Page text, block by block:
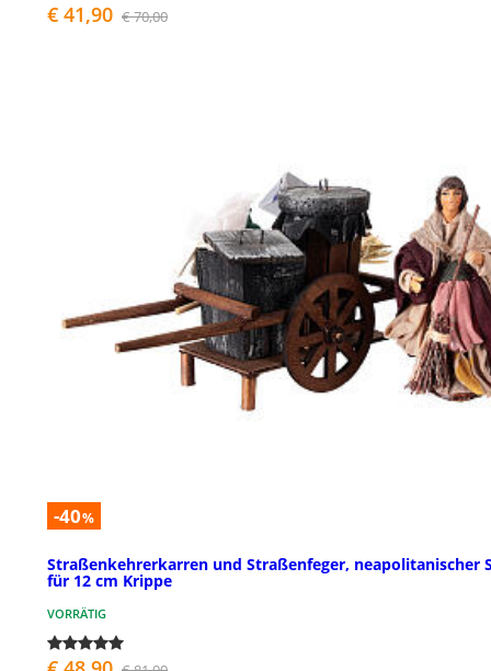
€ 41,90 € 70,00
-40%
Straßenkehrerkarren und Straßenfeger, neapolitanischer
für 12 cm Krippe
VORRÄTIG